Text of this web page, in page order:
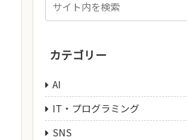
カテゴリー
AI
IT・プログラミング
SNS